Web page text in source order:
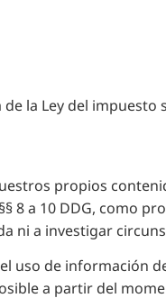
la Ley del impuesto
propios
8 a 10 DDG, como
ni a investigar
uso de información
a partir del